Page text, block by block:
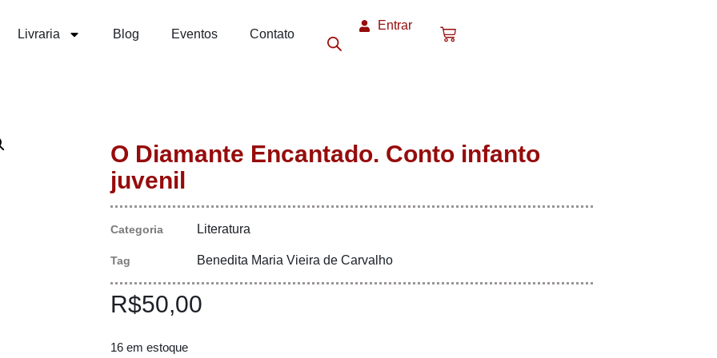
Livraria Blog Eventos Contato
Entrar
O Diamante Encantado. Conto infanto
juvenil
Categoria Literatura
Tag Benedita Maria Vieira de Carvalho
R$50,00
16 em estoque